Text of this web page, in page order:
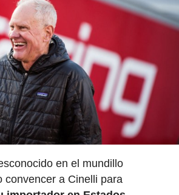
en el mundillo
convencer a Cinelli para